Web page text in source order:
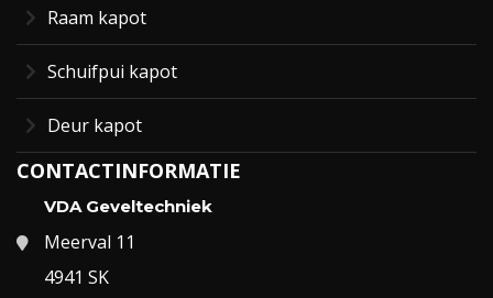
Raam kapot
Schuifpui kapot
Deur kapot
CONTACTINFORMATIE
VDA Geveltechniek
Meerval 11
4941 SK